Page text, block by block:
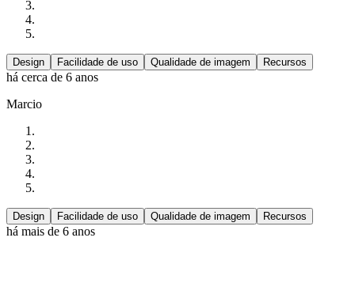
Design Facilidade de uso Qualidade de imagem Recursos
há cerca de 6 anos
Marcio
Design Facilidade de uso Qualidade de imagem Recursos
há mais de 6 anos